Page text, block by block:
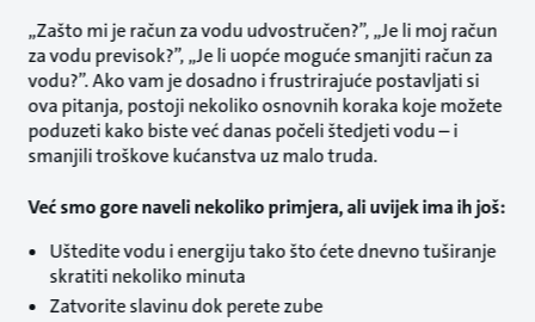
„Zašto mi je račun za vodu udvostručen?”, „Je li moj račun
za vodu previsok?”, „Je li uopće moguće smanjiti račun za
vodu?”. Ako vam je dosadno i frustrirajuće postavljati si
ova pitanja, postoji nekoliko osnovnih koraka koje možete
poduzeti kako biste već danas počeli štedjeti vodu – i
smanjili troškove kućanstva uz malo truda.
Već smo gore naveli nekoliko primjera, ali uvijek ima ih još:
Uštedite vodu i energiju tako što ćete dnevno tuširanje
skratiti nekoliko minuta
Zatvorite slavinu dok perete zube